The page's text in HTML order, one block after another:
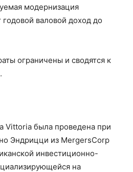
модернизация
валовой доход до
ограничены и сводятся к
Vittoria была проведена при
Эндрицци из MergersCorp
инвестиционно-
на